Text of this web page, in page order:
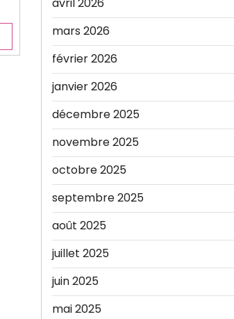
avril 2026
mars 2026
février 2026
janvier 2026
décembre 2025
novembre 2025
octobre 2025
septembre 2025
août 2025
juillet 2025
juin 2025
mai 2025